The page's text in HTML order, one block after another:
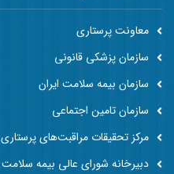
معاونت پرستاری
سازمان پزشکی قانونی
سازمان بیمه سلامت ایران
سازمان تامین اجتماعی
مرکز تحقیقات مراقبت‌های پرستاری
دبیرخانه شورای عالی بیمه سلامت